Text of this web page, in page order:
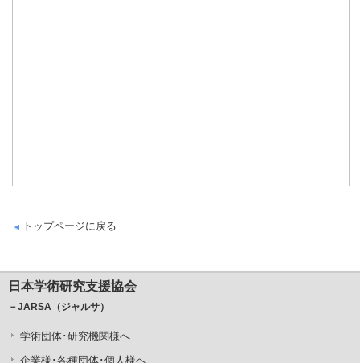
トップページに戻る
日本学術研究支援協会
－JARSA（ジャルサ）
学術団体･研究機関様へ
企業様･各種団体･個人様へ